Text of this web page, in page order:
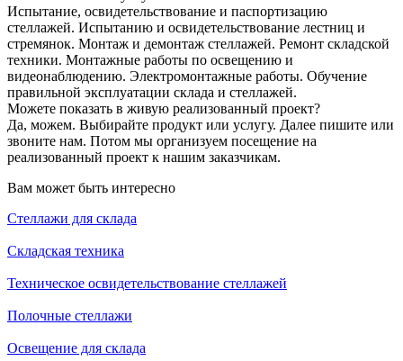
Испытание, освидетельствование и паспортизацию
стеллажей. Испытанию и освидетельствование лестниц и
стремянок. Монтаж и демонтаж стеллажей. Ремонт складской
техники. Монтажные работы по освещению и
видеонаблюдению. Электромонтажные работы. Обучение
правильной эксплуатации склада и стеллажей.
Можете показать в живую реализованный проект?
Да, можем. Выбирайте продукт или услугу. Далее пишите или
звоните нам. Потом мы организуем посещение на
реализованный проект к нашим заказчикам.
Вам может быть интересно
Стеллажи для склада
Складская техника
Техническое освидетельствование стеллажей
Полочные стеллажи
Освещение для склада